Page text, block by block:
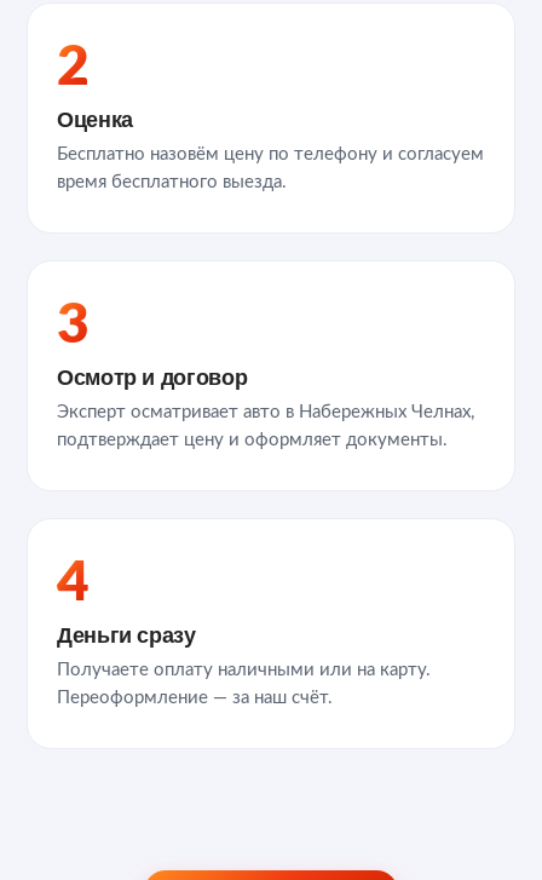
2
Оценка
Бесплатно назовём цену по телефону и согласуем
время бесплатного выезда.
3
Осмотр и договор
Эксперт осматривает авто в Набережных Челнах,
подтверждает цену и оформляет документы.
4
Деньги сразу
Получаете оплату наличными или на карту.
Переоформление — за наш счёт.